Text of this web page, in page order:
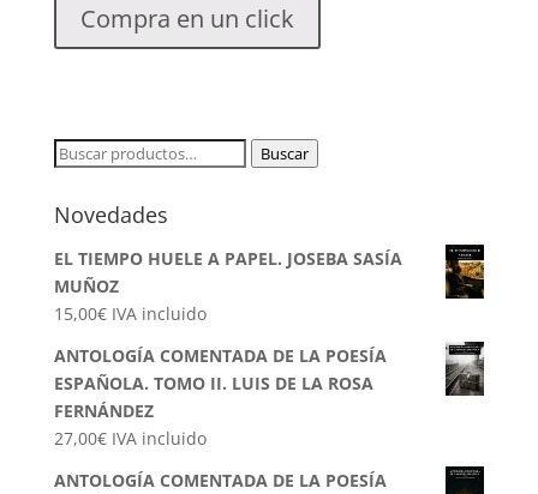
Compra en un click
Buscar
Buscar
Novedades
EL TIEMPO HUELE A PAPEL. JOSEBA SASÍA
MUÑOZ
15,00€ IVA incluido
ANTOLOGÍA COMENTADA DE LA POESÍA
ESPAÑOLA. TOMO II. LUIS DE LA ROSA
FERNÁNDEZ
27,00€ IVA incluido
ANTOLOGÍA COMENTADA DE LA POESÍA